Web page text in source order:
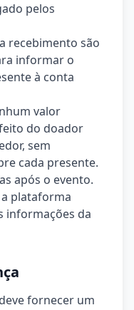
pelos
recebimento são
informar o
à conta
valor
do doador
sem
cada presente.
após o evento.
plataforma
informações da
fornecer um